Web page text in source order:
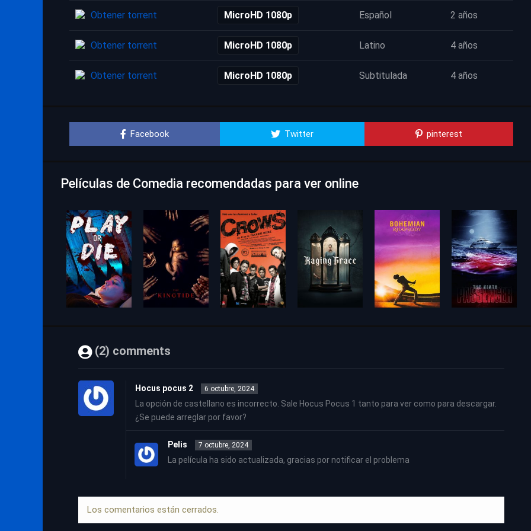
Obtener torrent MicroHD 1080p Español 2 años
Obtener torrent MicroHD 1080p Latino 4 años
Obtener torrent MicroHD 1080p Subtitulada 4 años
Facebook Twitter pinterest
Películas de Comedia recomendadas para ver online
(2) comments
Hocus pocus 2 6 octubre, 2024
La opción de castellano es incorrecto. Sale Hocus Pocus 1 tanto para ver como para descargar.
¿Se puede arreglar por favor?
Pelis 7 octubre, 2024
La película ha sido actualizada, gracias por notificar el problema
Los comentarios están cerrados.